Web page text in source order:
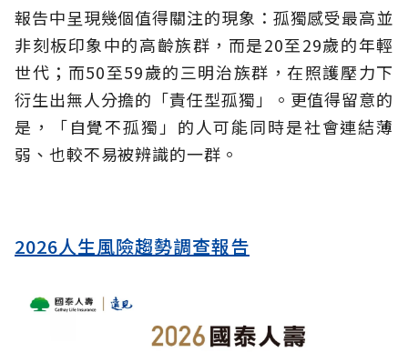
報告中呈現幾個值得關注的現象：孤獨感受最高並
非刻板印象中的高齡族群，而是20至29歲的年輕
世代；而50至59歲的三明治族群，在照護壓力下
衍生出無人分擔的「責任型孤獨」。更值得留意的
是，「自覺不孤獨」的人可能同時是社會連結薄
弱、也較不易被辨識的一群。
2026人生風險趨勢調查報告